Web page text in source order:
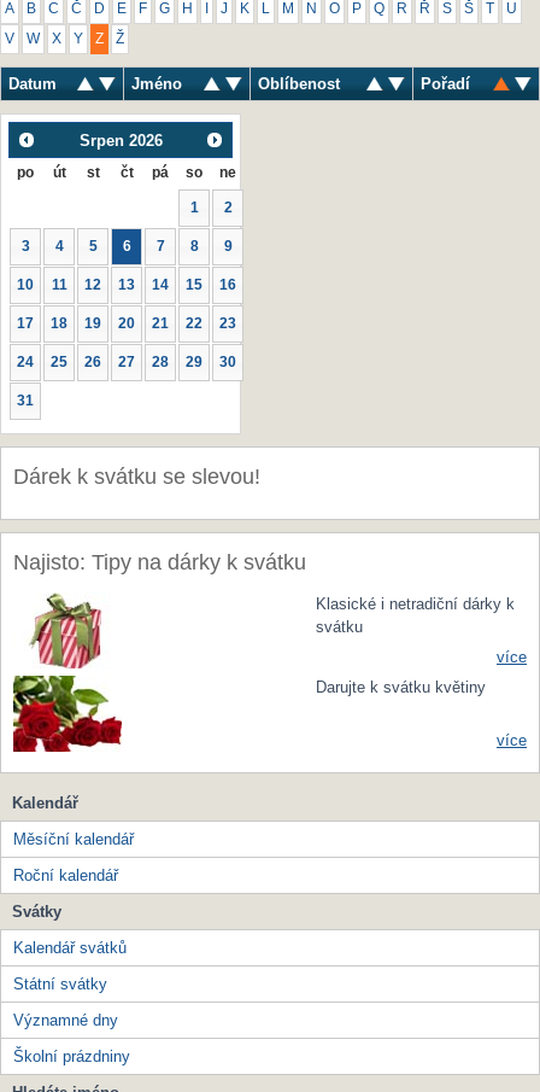
A B C Č D E F G H J K M N O P Q R Ř S Š U
V W X Y Z Ž
Datum Jméno Oblíbenost Pořadí
Srpen 2026
po út st čt pá so ne
1 2
3 4 5 6 7 8 9
10 11 12 13 14 15 16
17 18 19 20 21 22 23
24 25 26 27 28 29 30
31
Dárek k svátku se slevou!
Najisto: Tipy na dárky k svátku
Klasické i netradiční dárky k
svátku
více
Darujte k svátku květiny
více
Kalendář
Měsíční kalendář
Roční kalendář
Svátky
Kalendář svátků
Státní svátky
Významné dny
Školní prázdniny